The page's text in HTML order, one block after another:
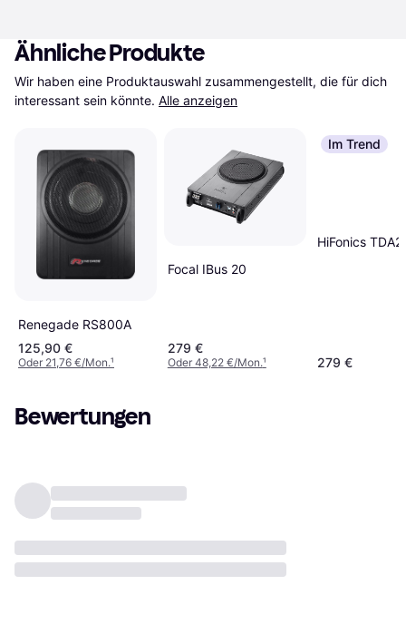
Ähnliche Produkte
Wir haben eine Produktauswahl zusammengestellt, die für dich
interessant sein könnte. Alle anzeigen
Renegade RS800A
125,90 €
Oder 21,76 €/Mon.¹
Focal IBus 20
279 €
Oder 48,22 €/Mon.¹
Im Trend
HiFonics
279 €
Bewertungen